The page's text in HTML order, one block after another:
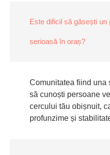
Este dificil să găsești un
serioasă în oraș?
Comunitatea fiind una
să cunoști persoane
cercului tău obișnuit,
profunzime și